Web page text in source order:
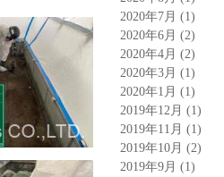
2020年7月 (1)
2020年6月 (2)
2020年4月 (2)
2020年3月 (1)
2020年1月 (1)
2019年12月 (1)
2019年11月 (1)
2019年10月 (2)
2019年9月 (1)